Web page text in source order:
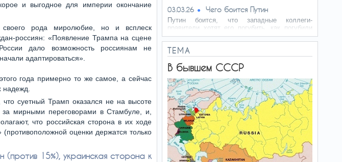
и выгодное для империи окончание
своего рода миролюбие, но и всплеск
россиян: «Появление Трампа на сцене
дало возможность россиянам не
адаптироваться».
года примерно то же самое, а сейчас
надежд.
суетный Трамп оказался не на высоте
мирными переговорами в Стамбуле, и,
что российская сторона в их ходе
оценки держатся только
15%), украинская сторона к
03.03.26 Чего боится Путин
Путин боится, что западные коллеги-
правители хотят его погубить, как погубили
Каддафи. И спасает…
ТЕМА
В бывшем СССР